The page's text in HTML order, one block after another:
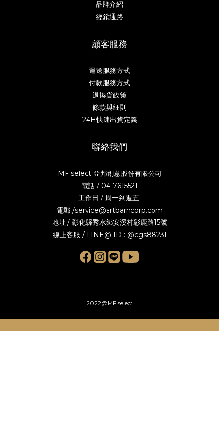
品牌介紹
經銷通路
顧客服務
運送服務方式
付款服務方式
退換貨政策
條款與細則
24H快速出貨定義
聯絡我們
MF select 亞邦創意股份有限公司
電話 / 04-7615521
工作日 / 周一到週五
電郵 /service@artbarncorp.com
地址 / 彰化縣秀水鄉安溪村彰鹿路15號
線上客服 / LINE@ ID : @cgs8823I
2022@MF select